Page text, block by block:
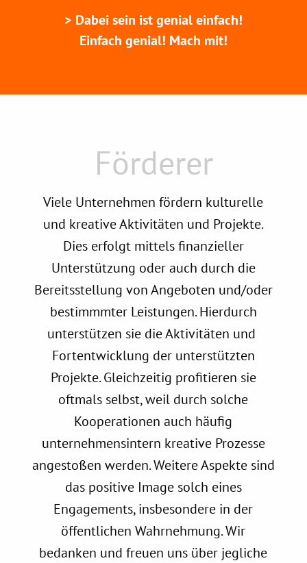
Dabei sein ist genial einfach!
Einfach genial! Mach mit!
Förderer
Previous Slide
Viele Unternehmen fördern kulturelle
und kreative Aktivitäten und Projekte.
Dies erfolgt mittels finanzieller
Unterstützung oder auch durch die
Bereitsstellung von Angeboten und/oder
bestimmmter Leistungen. Hierdurch
unterstützen sie die Aktivitäten und
Fortentwicklung der unterstützten
Projekte. Gleichzeitig profitieren sie
oftmals selbst, weil durch solche
Kooperationen auch häufig
unternehmensintern kreative Prozesse
angestoßen werden. Weitere Aspekte sind
das positive Image solch eines
Engagements, insbesondere in der
öffentlichen Wahrnehmung. Wir
bedanken und freuen uns über jegliche